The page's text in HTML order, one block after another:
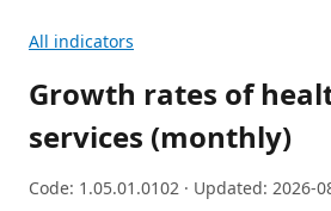
All indicators
Growth rates of
services (monthly)
Code: 1.05.01.0102 · Updated: 2026-